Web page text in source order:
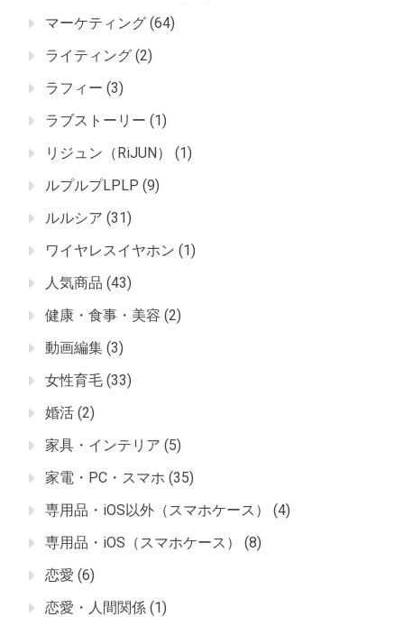
マーケティング (64)
ライティング (2)
ラフィー (3)
ラブストーリー (1)
リジュン（RiJUN）
(1)
ルプルプLPLP (9)
ルルシア (31)
ワイヤレスイヤホン (1)
人気商品 (43)
健康・食事・美容 (2)
動画編集 (3)
女性育毛 (33)
婚活 (2)
家具・インテリア (5)
家電・PC・スマホ (35)
専用品・iOS以外（スマホケース）
(4)
専用品・iOS（スマホケース）
(8)
恋愛 (6)
恋愛・人間関係 (1)